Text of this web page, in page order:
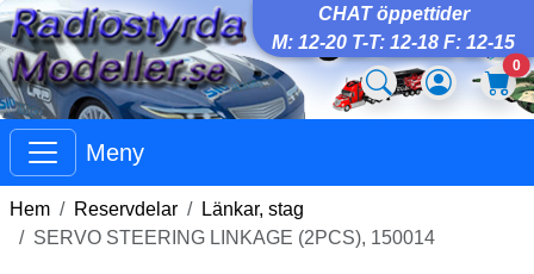
CHAT öppettider
M: 12-20 T-T: 12-18 F: 12-15
0
Meny
Hem Reservdelar
Länkar, stag
SERVO STEERING LINKAGE (2PCS), 150014